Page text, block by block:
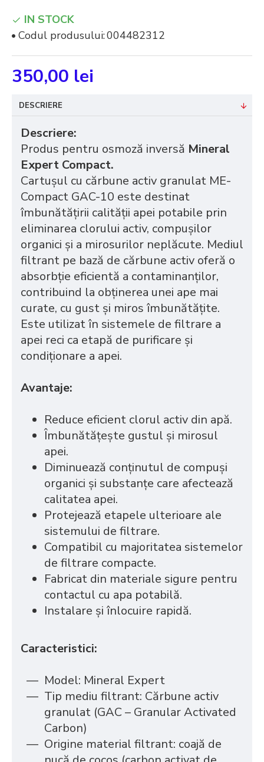
350,00 lei
IN STOCK
Codul produsului:004482312
DESCRIERE
Descriere:
Produs pentru osmoză inversă Mineral
Expert Compact.
Cartușul cu cărbune activ granulat ME-
Compact GAC-10 este destinat
îmbunătățirii calității apei potabile prin
eliminarea clorului activ, compușilor
organici și a mirosurilor neplăcute. Mediul
filtrant pe bază de cărbune activ oferă o
absorbție eficientă a contaminanților,
contribuind la obținerea unei ape mai
curate, cu gust și miros îmbunătățite.
Este utilizat în sistemele de filtrare a
apei reci ca etapă de purificare și
condiționare a apei.
Avantaje:
Reduce eficient clorul activ din apă.
Îmbunătățește gustul și mirosul
apei.
Diminuează conținutul de compuși
organici și substanțe care afectează
calitatea apei.
Protejează etapele ulterioare ale
sistemului de filtrare.
Compatibil cu majoritatea sistemelor
de filtrare compacte.
Fabricat din materiale sigure pentru
contactul cu apa potabilă.
Instalare și înlocuire rapidă.
Caracteristici:
Model: Mineral Expert
Tip mediu filtrant: Cărbune activ
granulat (GAC – Granular Activated
Carbon)
Origine material filtrant: coajă de